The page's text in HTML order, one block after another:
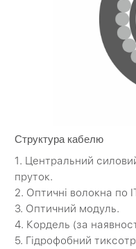
Структура кабелю
1. Центральний
пруток.
2. Оптичні волокна по
3. Оптичний модуль.
4. Кордель (за
5. Гідрофобний